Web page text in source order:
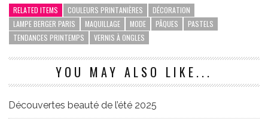
RELATED ITEMS COULEURS PRINTANIÈRES
DÉCORATION
LAMPE BERGER PARIS
MAQUILLAGE MODE PÂQUES
PASTELS
TENDANCES PRINTEMPS
VERNIS À ONGLES
YOU MAY ALSO LIKE...
Découvertes beauté de l’été 2025